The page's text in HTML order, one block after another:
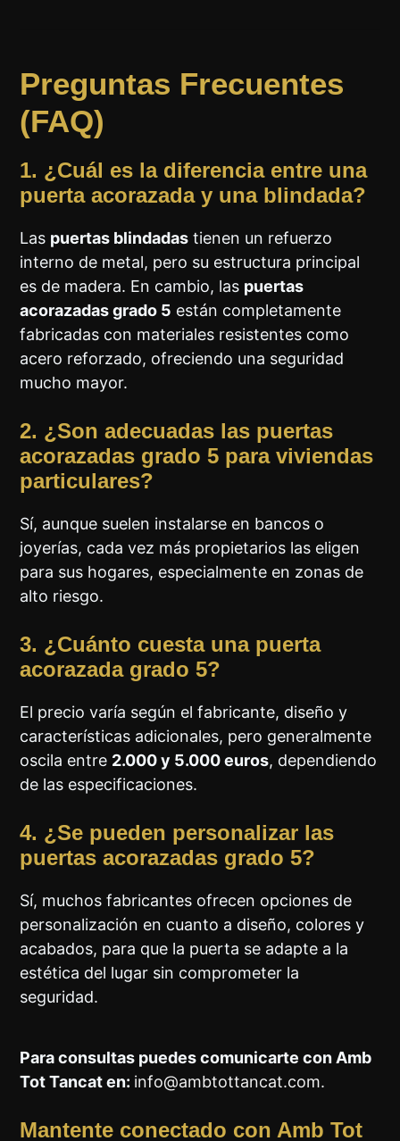
Preguntas Frecuentes
(FAQ)
1. ¿Cuál es la diferencia entre una
puerta acorazada y una blindada?
Las puertas blindadas tienen un refuerzo
interno de metal, pero su estructura principal
es de madera. En cambio, las puertas
acorazadas grado 5 están completamente
fabricadas con materiales resistentes como
acero reforzado, ofreciendo una seguridad
mucho mayor.
2. ¿Son adecuadas las puertas
acorazadas grado 5 para viviendas
particulares?
Sí, aunque suelen instalarse en bancos o
joyerías, cada vez más propietarios las eligen
para sus hogares, especialmente en zonas de
alto riesgo.
3. ¿Cuánto cuesta una puerta
acorazada grado 5?
El precio varía según el fabricante, diseño y
características adicionales, pero generalmente
oscila entre 2.000 y 5.000 euros, dependiendo
de las especificaciones.
4. ¿Se pueden personalizar las
puertas acorazadas grado 5?
Sí, muchos fabricantes ofrecen opciones de
personalización en cuanto a diseño, colores y
acabados, para que la puerta se adapte a la
estética del lugar sin comprometer la
seguridad.
Para consultas puedes comunicarte con Amb
Tot Tancat en: info@ambtottancat.com.
Mantente conectado con Amb Tot